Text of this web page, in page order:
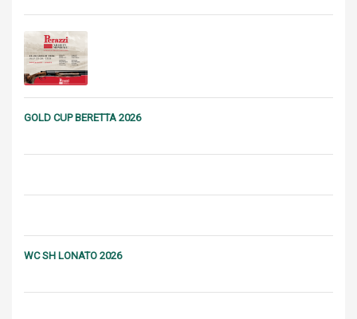
GOLD CUP BERETTA 2026
WC SH LONATO 2026